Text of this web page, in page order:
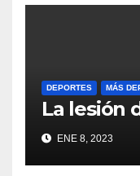
DEPORTES MÁS
La lesión
ENE 8, 2023